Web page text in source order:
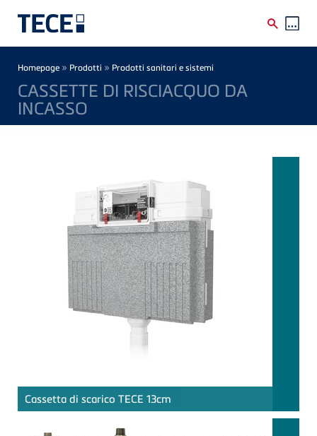
Breadcrumb
Homepage » Prodotti » Prodotti sanitari e sistemi
CASSETTE DI RISCIACQUO DA
INCASSO
Cassetta di scarico TECE 13cm